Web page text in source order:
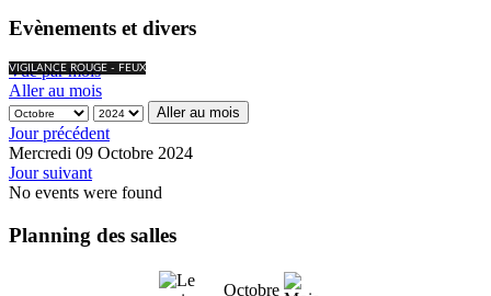
Evènements et divers
VIGILANCE ROUGE - FEUX
Vue par mois
Aller au mois
Aller au mois
Jour précédent
Mercredi 09 Octobre 2024
Jour suivant
No events were found
Planning des salles
Octobre